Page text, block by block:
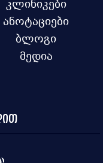
კლინიკები
ანოტაციები
ბლოგი
მედია